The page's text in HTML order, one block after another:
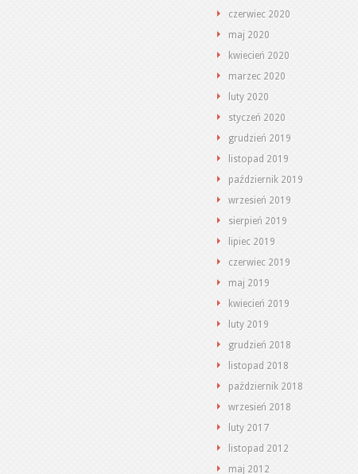
czerwiec 2020
maj 2020
kwiecień 2020
marzec 2020
luty 2020
styczeń 2020
grudzień 2019
listopad 2019
październik 2019
wrzesień 2019
sierpień 2019
lipiec 2019
czerwiec 2019
maj 2019
kwiecień 2019
luty 2019
grudzień 2018
listopad 2018
październik 2018
wrzesień 2018
luty 2017
listopad 2012
maj 2012